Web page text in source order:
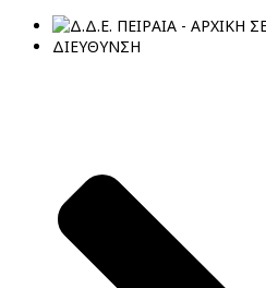
ΔΙΕΥΘΥΝΣΗ